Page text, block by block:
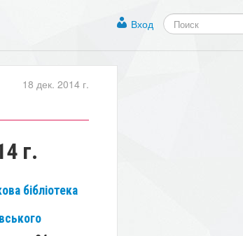
Вход
18 дек. 2014 г.
г.
бібліотека